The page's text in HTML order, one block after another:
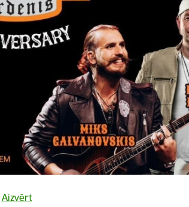
Aizvērt
Stāmerienas pils
"Zirgi klētī"
septembrim Stāmerienas pils klētī izstāde
"Krāsu prieks" aicina uz gleznu izstādi,…